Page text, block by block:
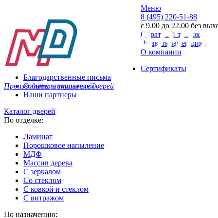
Производитель стальных дверей
Меню
8 (495) 220-51-88
с 9.00 до 22.00 без
Обратный звонок
Вызвать замерщика
О компании
Сертификаты
Благодарственные письма
Отзывы покупателей
Наши партнеры
Каталог дверей
По отделке:
Ламинат
Порошковое напыление
МДФ
Массив дерева
С зеркалом
Со стеклом
С ковкой и стеклом
С витражом
По назначению: